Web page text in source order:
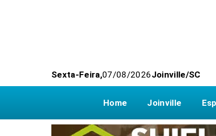
Sexta-Feira,07/08/2026Joinville/SC
Home Joinville